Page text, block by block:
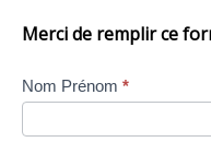
Merci de remplir ce
Stage
de
Nom Prénom *